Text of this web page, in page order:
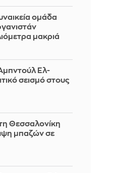
ομάδα
μακριά
Αμπντούλ Ελ-
σεισμό στους
Θεσσαλονίκη
μπαζών σε